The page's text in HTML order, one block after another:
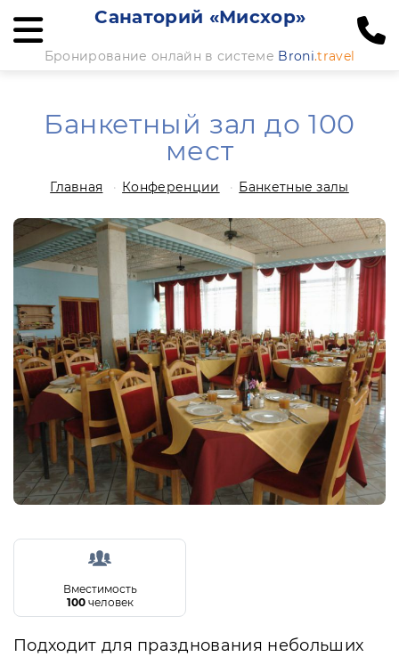
Санаторий «Мисхор»
Бронирование онлайн в системе Broni.travel
Банкетный зал до 100
мест
Главная Конференции Банкетные залы
Вместимость
100человек
Подходит для празднования небольших